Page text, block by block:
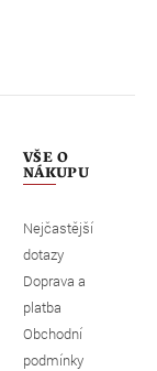
VŠE O
NÁKUPU
Nejčastější
dotazy
Doprava a
platba
Obchodní
podmínky